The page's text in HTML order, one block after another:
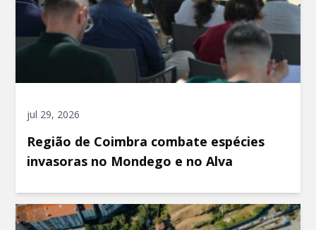
jul 29, 2026
Região de Coimbra combate espécies
invasoras no Mondego e no Alva